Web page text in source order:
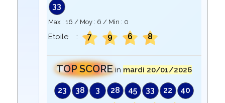
33
Max : 16 / Moy : 6 / Min : 0
Etoile : 7 9 6 8
TOP SCORE in mardi 20/01/2026
23 38 3 28 45 33 22 40